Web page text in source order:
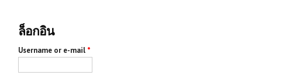
ล็อกอิน
Username or e-mail *